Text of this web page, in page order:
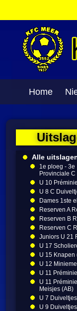
Home
Alle
1e ploeg - 3e
Provinciale C
U 10
U 8 C
Dames 1ste
Reserven A
Reserven B
Reserven C
Juniors U 21
U 17
U 15 Knapen
U 12
U 11
U 11
Meisjes (AB)
U 7
U 9